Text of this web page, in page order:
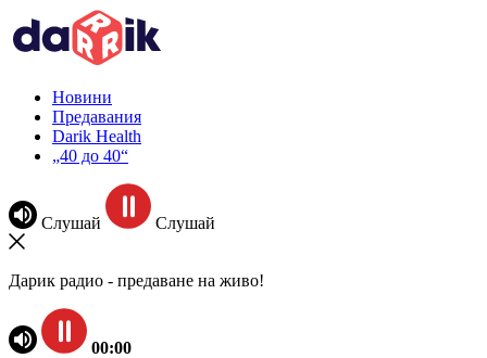
Новини
Предавания
Darik Health
„40 до 40“
Слушай Слушай
Дарик радио - предаване на живо!
00:00